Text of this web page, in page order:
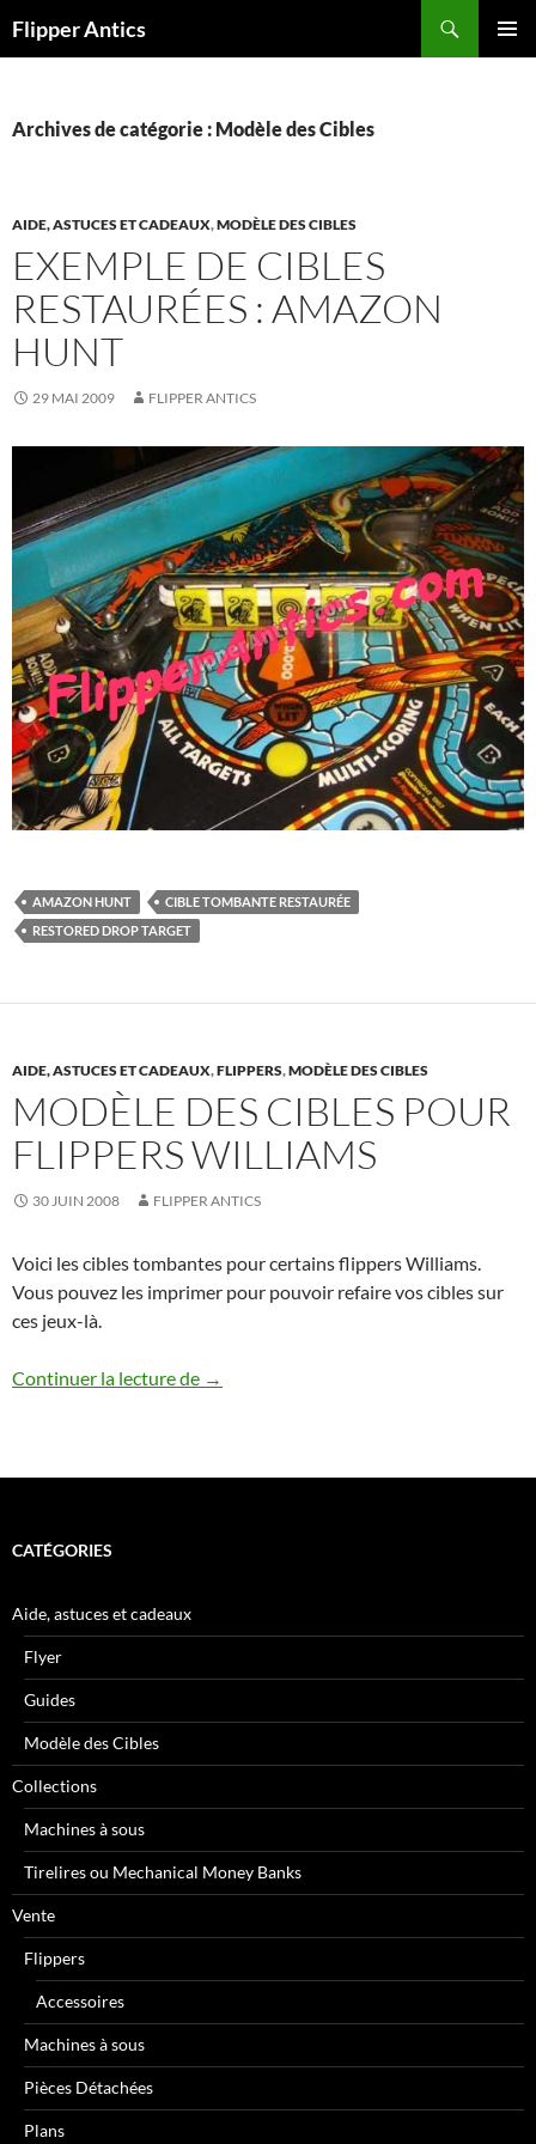
auFlipper Antics
Archives de catégorie : Modèle des Cibles
AIDE, ASTUCES ET CADEAUX,MODÈLE DES CIBLES
EXEMPLE DE CIBLES
RESTAURÉES : AMAZON
HUNT
29 MAI 2009 FLIPPER ANTICS
AMAZON HUNT
CIBLE TOMBANTE RESTAURÉE
RESTORED DROP TARGET
AIDE, ASTUCES ET CADEAUX,FLIPPERS,MODÈLE DES CIBLES
MODÈLE DES CIBLES POUR
FLIPPERS WILLIAMS
30 JUIN 2008 FLIPPER ANTICS
Voici les cibles tombantes pour certains flippers Williams.
Vous pouvez les imprimer pour pouvoir refaire vos cibles sur
ces jeux-là.
Continuer la lecture de Modèle des Cibles pour Flippers
→
CATÉGORIES
Aide, astuces et cadeaux
Flyer
Guides
Modèle des Cibles
Collections
Machines à sous
Tirelires ou Mechanical Money Banks
Vente
Flippers
Accessoires
Machines à sous
Pièces Détachées
Plans